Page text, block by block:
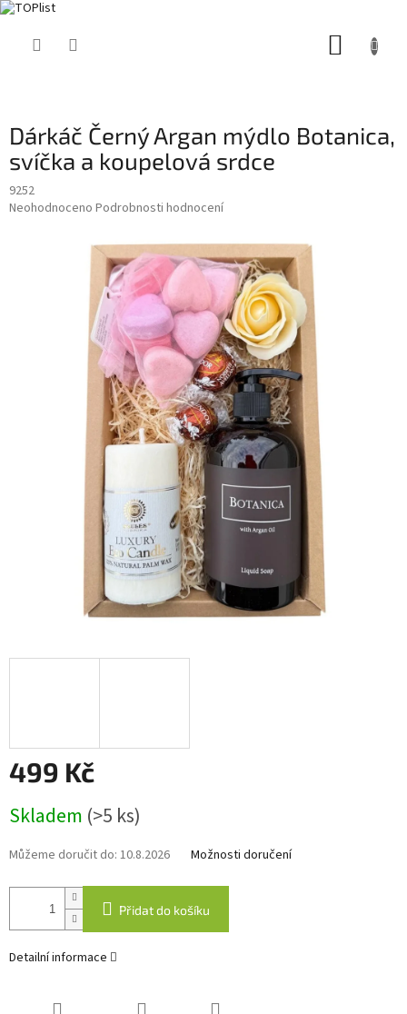
Dárkáč Černý Argan mýdlo Botanica,
svíčka a koupelová srdce
9252
Průměrné
Neohodnoceno Podrobnosti hodnocení
499 Kč
cena:
Skladem (>5 ks)
Můžeme doručit do: 10.8.2026 Možnosti doručení
Přidat do košíku
Detailní informace